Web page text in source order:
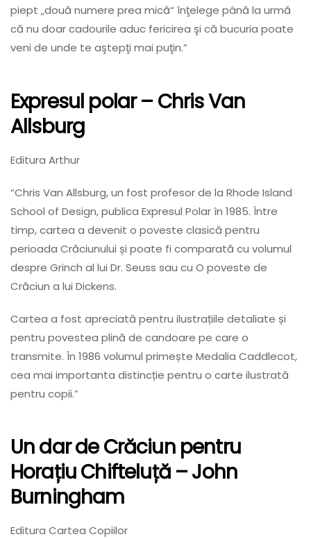
piept „două numere prea mică“ înţelege până la urmă
că nu doar cadourile aduc fericirea şi că bucuria poate
veni de unde te aştepţi mai puţin.”
Expresul polar– Chris Van
Allsburg
Editura Arthur
“Chris Van Allsburg, un fost profesor de la Rhode Island
School of Design, publica Expresul Polar în 1985. Între
timp, cartea a devenit o poveste clasică pentru
perioada Crăciunului și poate fi comparată cu volumul
despre Grinch al lui Dr. Seuss sau cu O poveste de
Crăciun a lui Dickens.
Cartea a fost apreciată pentru ilustrațiile detaliate și
pentru povestea plină de candoare pe care o
transmite. În 1986 volumul primește Medalia Caddlecot,
cea mai importanta distincție pentru o carte ilustrată
pentru copii.”
Un dar de Crăciun pentru
Horațiu Chifteluță– John
Burningham
Editura Cartea Copiilor